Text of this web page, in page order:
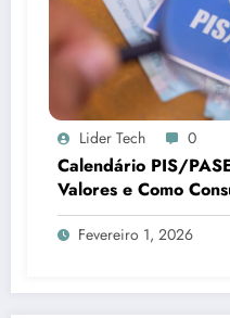
Lider Tech 0
Calendário PIS/
Valores e Como
Fevereiro 1, 2026